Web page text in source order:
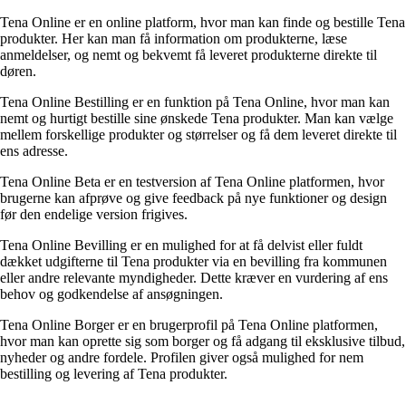
Tena Online er en online platform, hvor man kan finde og bestille Tena
produkter. Her kan man få information om produkterne, læse
anmeldelser, og nemt og bekvemt få leveret produkterne direkte til
døren.
Tena Online Bestilling er en funktion på Tena Online, hvor man kan
nemt og hurtigt bestille sine ønskede Tena produkter. Man kan vælge
mellem forskellige produkter og størrelser og få dem leveret direkte til
ens adresse.
Tena Online Beta er en testversion af Tena Online platformen, hvor
brugerne kan afprøve og give feedback på nye funktioner og design
før den endelige version frigives.
Tena Online Bevilling er en mulighed for at få delvist eller fuldt
dækket udgifterne til Tena produkter via en bevilling fra kommunen
eller andre relevante myndigheder. Dette kræver en vurdering af ens
behov og godkendelse af ansøgningen.
Tena Online Borger er en brugerprofil på Tena Online platformen,
hvor man kan oprette sig som borger og få adgang til eksklusive tilbud,
nyheder og andre fordele. Profilen giver også mulighed for nem
bestilling og levering af Tena produkter.